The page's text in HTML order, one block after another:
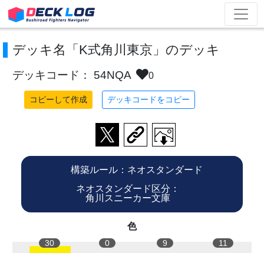
デッキ名「K式角川東京」のデッキ
デッキコード： 54NQA 0
コピーして作成 デッキコードをコピー
構築ルール：ネオスタンダード
ネオスタンダード区分：
角川スニーカー文庫
色
30 0 9 11